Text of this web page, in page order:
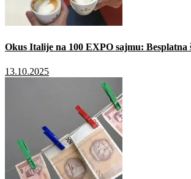
Okus Italije na 100 EXPO sajmu: Besplatna
13.10.2025